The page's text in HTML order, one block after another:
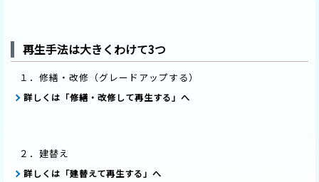
再生手法は大きくわけて3つ
１．修繕・改修（グレードアップする）
詳しくは「修繕・改修して再生する」へ
２．建替え
詳しくは「建替えて再生する」へ